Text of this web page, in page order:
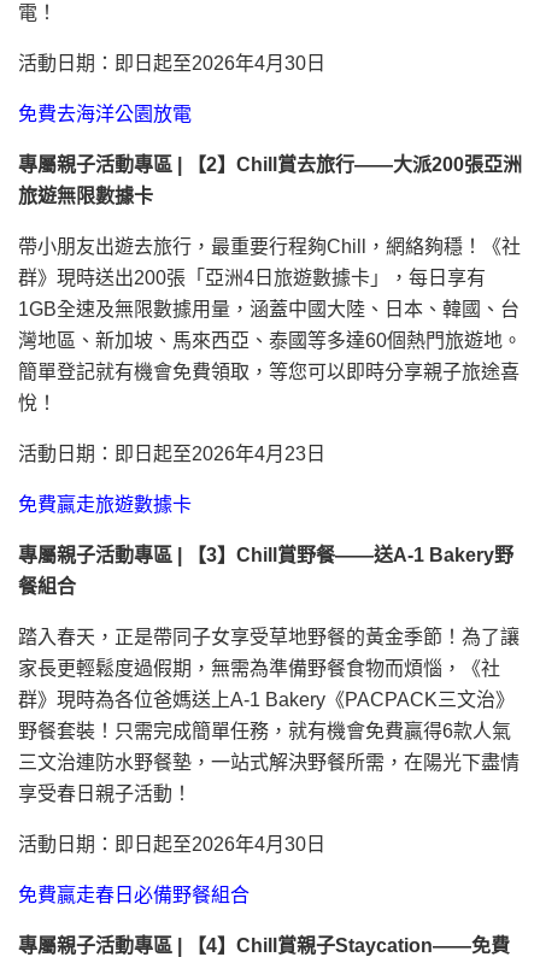
電！
活動日期：即日起至2026年4月30日
免費去海洋公園放電
專屬親子活動專區 | 【2】Chill賞去旅行——大派200張亞洲
旅遊無限數據卡
帶小朋友出遊去旅行，最重要行程夠Chill，網絡夠穩！《社
群》現時送出200張「亞洲4日旅遊數據卡」，每日享有
1GB全速及無限數據用量，涵蓋中國 大陸 、日本、韓國、 台
灣地區 、新加坡、馬來西亞、泰國等多達60個熱門旅遊地。
簡單登記就有機會免費領取，等您可以即時分享親子旅途喜
悅！
活動日期：即日起至2026年4月23日
免費贏走旅遊數據卡
專屬親子活動專區 | 【3】Chill賞野餐——送A-1 Bakery野
餐組合
踏入春天，正是帶同子女享受草地野餐的黃金季節！為了讓
家長更輕鬆度過假期，無需為準備野餐食物而煩惱，《社
群》現時為各位爸媽送上A-1 Bakery《PACPACK三文治》
野餐套裝！只需完成簡單任務，就有機會免費贏得6款人氣
三文治連防水野餐墊，一站式解決野餐所需，在陽光下盡情
享受春日親子活動！
活動日期：即日起至2026年4月30日
免費贏走春日必備野餐組合
專屬親子活動專區 | 【4】Chill賞親子Staycation——免費